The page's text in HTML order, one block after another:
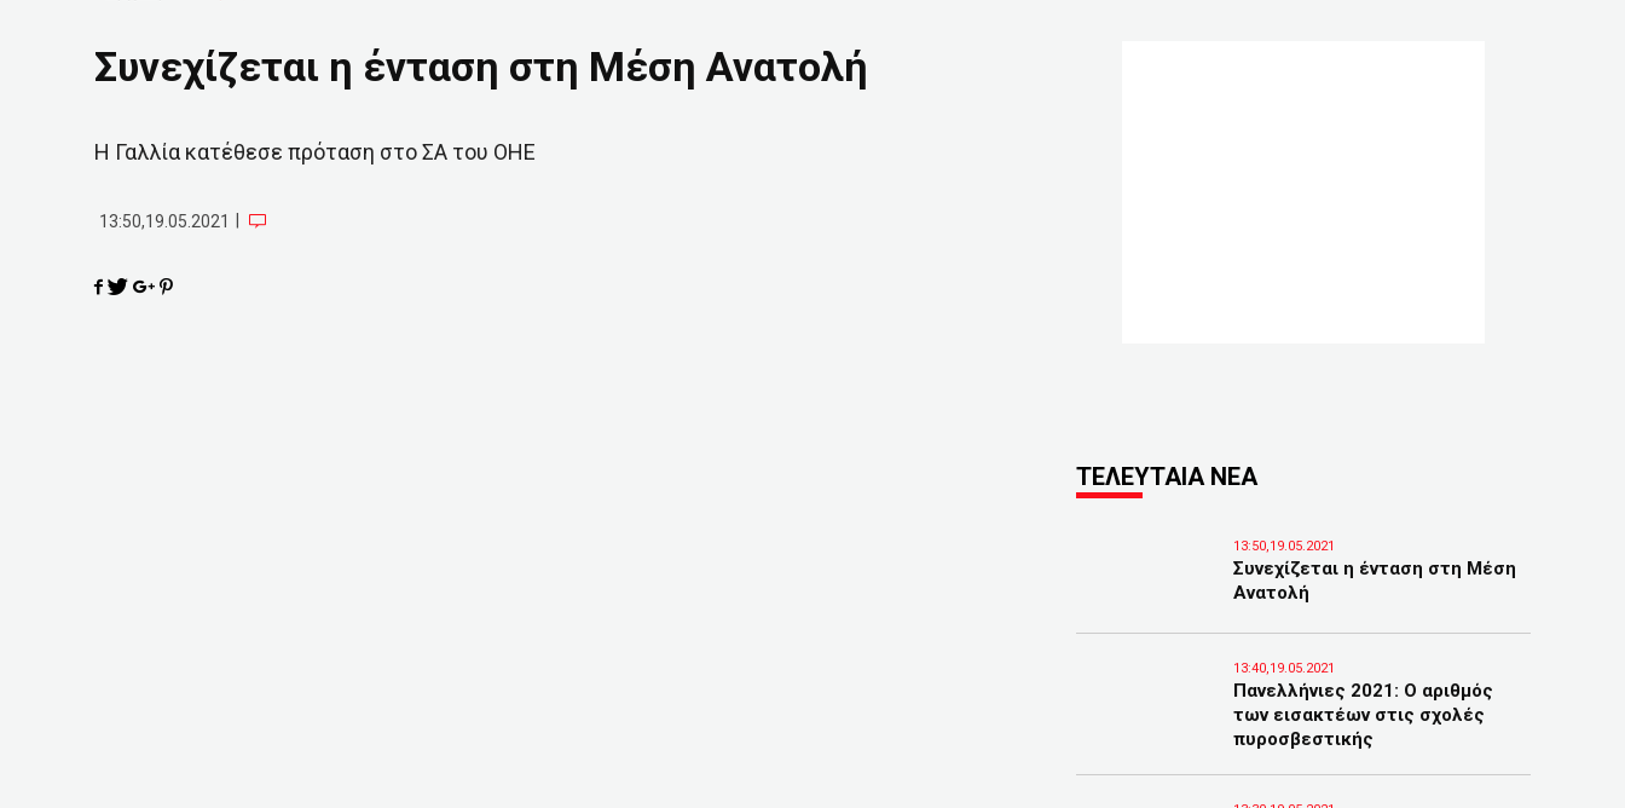
Συνεχίζεται η ένταση στη Μέση Ανατολή
Η Γαλλία κατέθεσε πρόταση στο ΣΑ του ΟΗΕ
13:50,19.05.2021
ΤΕΛΕΥΤΑΙΑ ΝΕΑ
13:50,19.05.2021
Συνεχίζεται η ένταση στη Μέση
Ανατολή
13:40,19.05.2021
Πανελλήνιες 2021: Ο αριθμός
των εισακτέων στις σχολές
πυροσβεστικής